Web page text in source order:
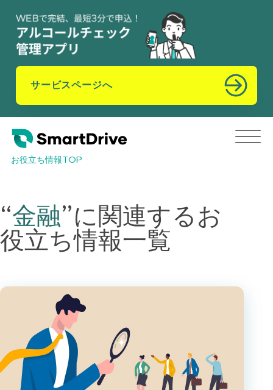
サービスページへ
お役立ち情報TOP
“金融”に関連するお
役立ち情報一覧